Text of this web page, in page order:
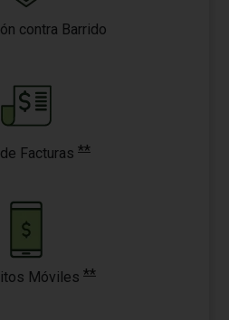
contra Barrido
Facturas **
Móviles **